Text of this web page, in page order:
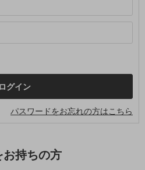
パスワードをお忘れの方はこちら
持ちの方